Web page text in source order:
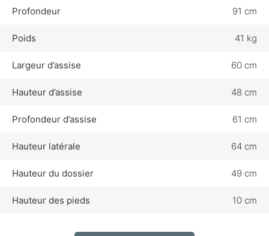
Profondeur 91 cm
Poids 41 kg
Largeur d’assise 60 cm
Hauteur d’assise 48 cm
Profondeur d’assise 61 cm
Hauteur latérale 64 cm
Hauteur du dossier 49 cm
Hauteur des pieds 10 cm